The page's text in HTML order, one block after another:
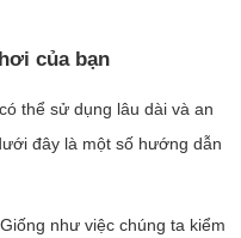
của bạn
thể sử dụng lâu dài và an
đây là một số hướng dẫn
Giống như việc chúng ta kiểm